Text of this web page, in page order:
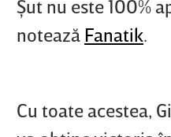
Şut nu este 100%
notează Fanatik.
Cu toate acestea,